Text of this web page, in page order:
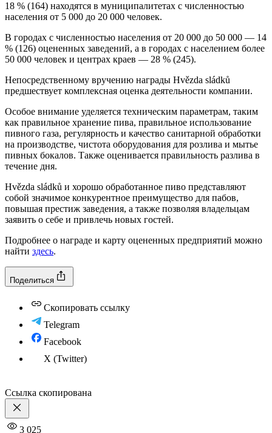
18 % (164) находятся в муниципалитетах с численностью
населения от 5 000 до 20 000 человек.
В городах с численностью населения от 20 000 до 50 000 — 14
% (126) оцененных заведений, а в городах с населением более
50 000 человек и центрах краев — 28 % (245).
Непосредственному вручению награды Hvězda sládků
предшествует комплексная оценка деятельности компании.
Особое внимание уделяется техническим параметрам, таким
как правильное хранение пива, правильное использование
пивного газа, регулярность и качество санитарной обработки
на производстве, чистота оборудования для розлива и мытье
пивных бокалов. Также оценивается правильность разлива в
течение дня.
Hvězda sládků и хорошо обработанное пиво представляют
собой значимое конкурентное преимущество для пабов,
повышая престиж заведения, а также позволяя владельцам
заявить о себе и привлечь новых гостей.
Подробнее о награде и карту оцененных предприятий можно
найти здесь.
Поделиться
Скопировать ссылку
Telegram
Facebook
X (Twitter)
Ссылка скопирована
3 025